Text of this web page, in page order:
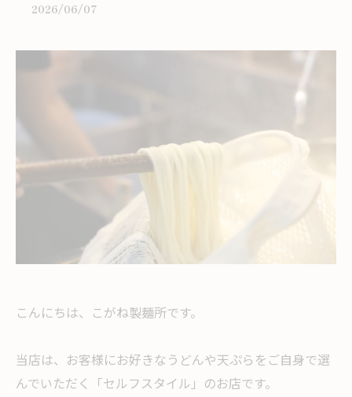
2026/06/07
こんにちは、こがね製麺所です。
当店は、お客様にお好きなうどんや天ぷらをご自身で選
んでいただく「セルフスタイル」のお店です。